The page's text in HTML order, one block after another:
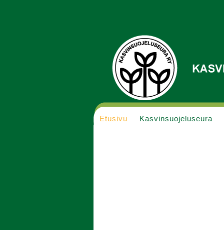
Etusivu Kasvinsuojeluseura